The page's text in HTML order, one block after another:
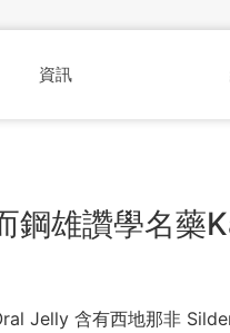
資訊
鋼雄讚學名藥
Jelly 含有西地那非